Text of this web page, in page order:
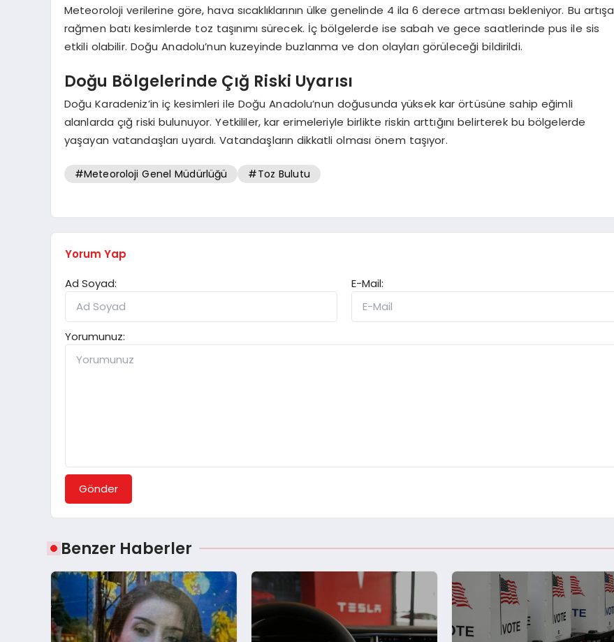
Meteoroloji verilerine göre, hava sıcaklıklarının ülke genelinde 4 ila 6 derece artması bekleniyor. Bu artışa
rağmen batı kesimlerde toz taşınımı sürecek. İç bölgelerde ise sabah ve gece saatlerinde pus ile sis
etkili olabilir. Doğu Anadolu’nun kuzeyinde buzlanma ve don olayları görüleceği bildirildi.
Doğu Bölgelerinde Çığ Riski Uyarısı
Doğu Karadeniz’in iç kesimleri ile Doğu Anadolu’nun doğusunda yüksek kar örtüsüne sahip eğimli
alanlarda çığ riski bulunuyor. Yetkililer, kar erimeleriyle birlikte riskin arttığını belirterek bu bölgelerde
yaşayan vatandaşları uyardı. Vatandaşların dikkatli olması önem taşıyor.
#Meteoroloji Genel Müdürlüğü #Toz Bulutu
Yorum Yap
Ad Soyad:
E-Mail:
Yorumunuz:
Gönder
Benzer Haberler